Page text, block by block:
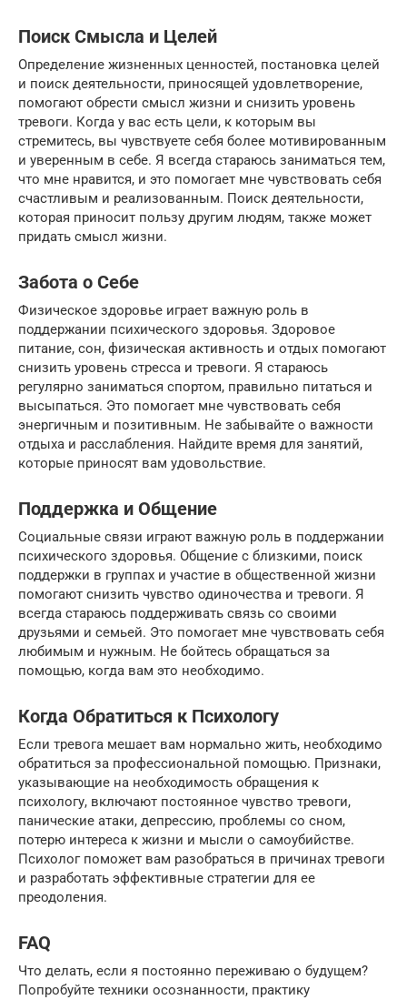
Поиск Смысла и Целей
Определение жизненных ценностей, постановка целей
и поиск деятельности, приносящей удовлетворение,
помогают обрести смысл жизни и снизить уровень
тревоги. Когда у вас есть цели, к которым вы
стремитесь, вы чувствуете себя более мотивированным
и уверенным в себе. Я всегда стараюсь заниматься тем,
что мне нравится, и это помогает мне чувствовать себя
счастливым и реализованным. Поиск деятельности,
которая приносит пользу другим людям, также может
придать смысл жизни.
Забота о Себе
Физическое здоровье играет важную роль в
поддержании психического здоровья. Здоровое
питание, сон, физическая активность и отдых помогают
снизить уровень стресса и тревоги. Я стараюсь
регулярно заниматься спортом, правильно питаться и
высыпаться. Это помогает мне чувствовать себя
энергичным и позитивным. Не забывайте о важности
отдыха и расслабления. Найдите время для занятий,
которые приносят вам удовольствие.
Поддержка и Общение
Социальные связи играют важную роль в поддержании
психического здоровья. Общение с близкими, поиск
поддержки в группах и участие в общественной жизни
помогают снизить чувство одиночества и тревоги. Я
всегда стараюсь поддерживать связь со своими
друзьями и семьей. Это помогает мне чувствовать себя
любимым и нужным. Не бойтесь обращаться за
помощью, когда вам это необходимо.
Когда Обратиться к Психологу
Если тревога мешает вам нормально жить, необходимо
обратиться за профессиональной помощью. Признаки,
указывающие на необходимость обращения к
психологу, включают постоянное чувство тревоги,
панические атаки, депрессию, проблемы со сном,
потерю интереса к жизни и мысли о самоубийстве.
Психолог поможет вам разобраться в причинах тревоги
и разработать эффективные стратегии для ее
преодоления.
FAQ
Что делать, если я постоянно переживаю о будущем?
Попробуйте техники осознанности, практику